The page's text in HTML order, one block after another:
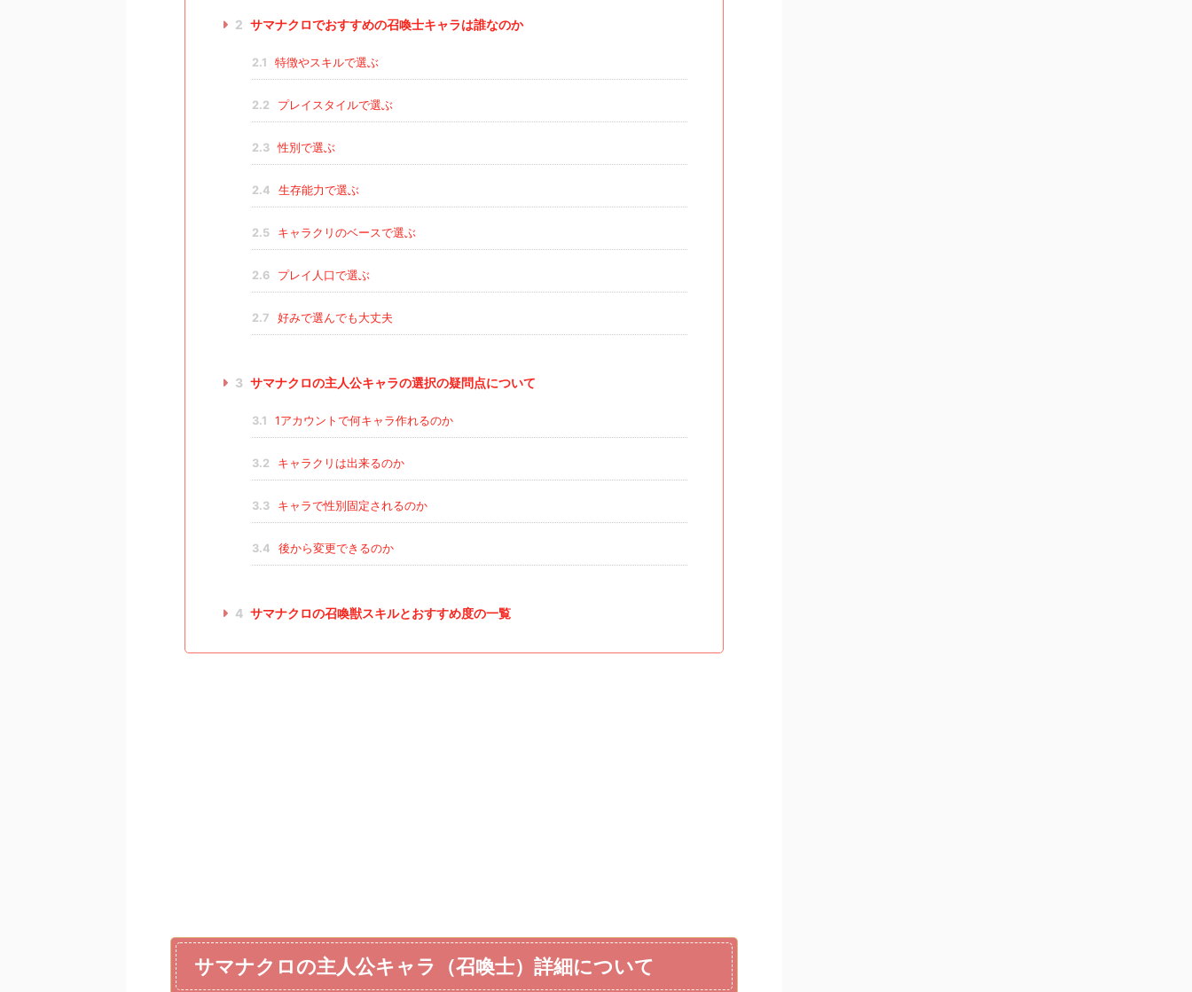
2 サマナクロでおすすめの召喚士キャラは誰なのか
2.1 特徴やスキルで選ぶ
2.2 プレイスタイルで選ぶ
2.3 性別で選ぶ
2.4 生存能力で選ぶ
2.5 キャラクリのベースで選ぶ
2.6 プレイ人口で選ぶ
2.7 好みで選んでも大丈夫
3 サマナクロの主人公キャラの選択の疑問点について
3.1 1アカウントで何キャラ作れるのか
3.2 キャラクリは出来るのか
3.3 キャラで性別固定されるのか
3.4 後から変更できるのか
4 サマナクロの召喚獣スキルとおすすめ度の一覧
サマナクロの主人公キャラ（召喚士）詳細について